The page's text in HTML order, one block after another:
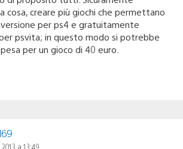
cosa, creare più giochi che permettano
per ps4 e gratuitamente
psvita; in questo modo si potrebbe
per un gioco di 40 euro.
a 13:49